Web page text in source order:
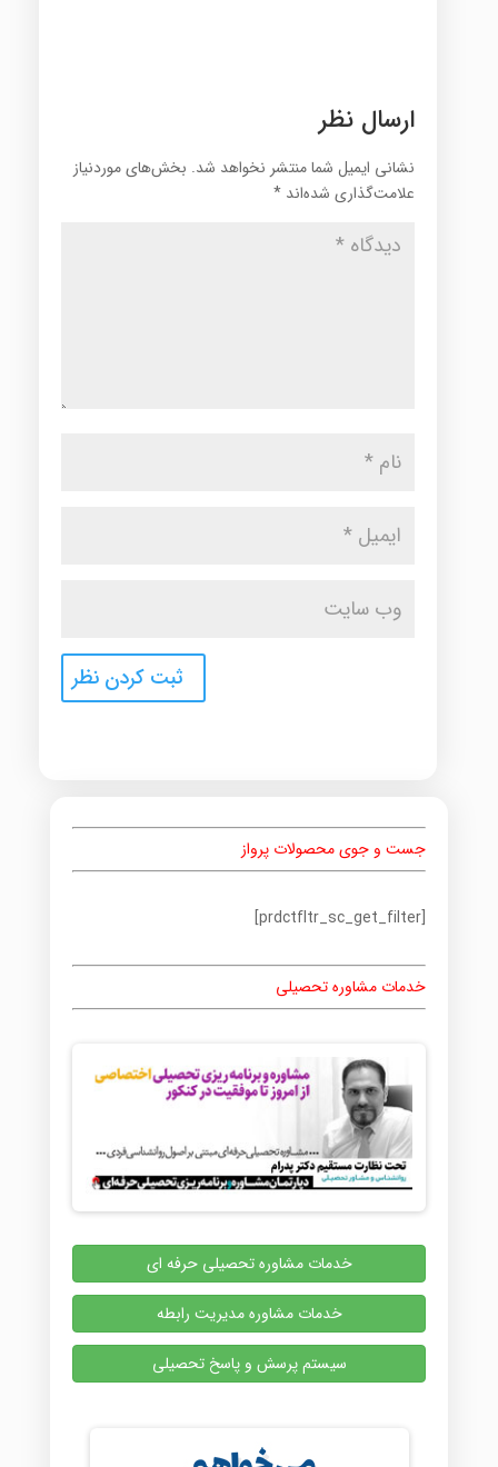
ارسال نظر
نشانی ایمیل شما منتشر نخواهد شد. بخش‌های موردنیاز
علامت‌گذاری شده‌اند *
جست و جوی محصولات پرواز
[prdctfltr_sc_get_filter]
خدمات مشاوره تحصیلی
خدمات مشاوره تحصیلی حرفه ای
خدمات مشاوره مدیریت رابطه
سیستم پرسش و پاسخ تحصیلی